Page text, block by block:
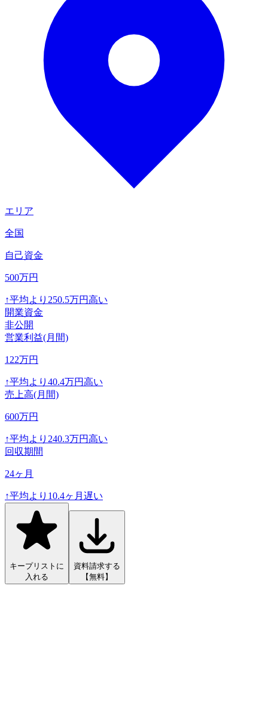
エリア
全国
自己資金
500万円
↑平均より 250.5万円高い
開業資金
非公開
営業利益(月間)
122万円
↑平均より 40.4万円高い
売上高(月間)
600万円
↑平均より 240.3万円高い
回収期間
24ヶ月
↑平均より 10.4ヶ月遅い
キープリストに
入れる
資料請求する
【無料】